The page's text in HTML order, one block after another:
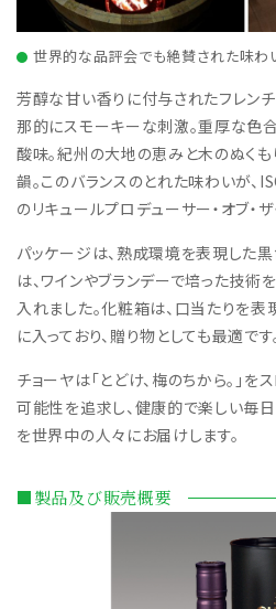
世界的な品評会でも絶賛された味わ
芳醇な甘い香りに付与されたフレン
那的にスモーキーな刺激。重厚な色
酸味。紀州の大地の恵みと木のぬくも
韻。このバランスのとれた味わいが、
のリキュールプロデューサー・オブ・
パッケージは、熟成環境を表現した
は、ワインやブランデーで培った技
入れました。化粧箱は、口当たりを
に入っており、贈り物としても最適です
チョーヤは「とどけ、梅のちから。」
可能性を追求し、健康的で楽しい毎
を世界中の人々にお届けします。
■製品及び販売概要